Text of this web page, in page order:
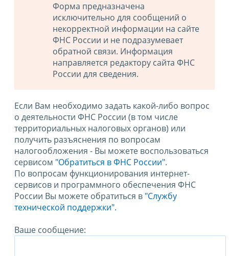
Форма предназначена
исключительно для сообщений о
некорректной информации на сайте
ФНС России и не подразумевает
обратной связи. Информация
направляется редактору сайта ФНС
России для сведения.
Если Вам необходимо задать какой-либо вопрос
о деятельности ФНС России (в том числе
территориальных налоговых органов) или
получить разъяснения по вопросам
налогообложения - Вы можете воспользоваться
сервисом "Обратиться в ФНС России".
По вопросам функционирования интернет-
сервисов и программного обеспечения ФНС
России Вы можете обратиться в "Службу
технической поддержки".
Ваше сообщение: